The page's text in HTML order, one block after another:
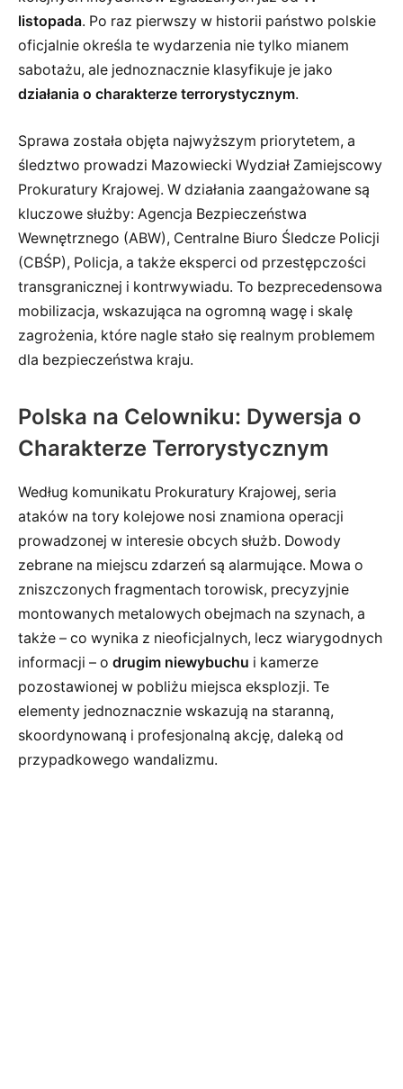
listopada. Po raz pierwszy w historii państwo polskie
oficjalnie określa te wydarzenia nie tylko mianem
sabotażu, ale jednoznacznie klasyfikuje je jako
działania o charakterze terrorystycznym.
Sprawa została objęta najwyższym priorytetem, a
śledztwo prowadzi Mazowiecki Wydział Zamiejscowy
Prokuratury Krajowej. W działania zaangażowane są
kluczowe służby: Agencja Bezpieczeństwa
Wewnętrznego (ABW), Centralne Biuro Śledcze Policji
(CBŚP), Policja, a także eksperci od przestępczości
transgranicznej i kontrwywiadu. To bezprecedensowa
mobilizacja, wskazująca na ogromną wagę i skalę
zagrożenia, które nagle stało się realnym problemem
dla bezpieczeństwa kraju.
Polska na Celowniku: Dywersja o
Charakterze Terrorystycznym
Według komunikatu Prokuratury Krajowej, seria
ataków na tory kolejowe nosi znamiona operacji
prowadzonej w interesie obcych służb. Dowody
zebrane na miejscu zdarzeń są alarmujące. Mowa o
zniszczonych fragmentach torowisk, precyzyjnie
montowanych metalowych obejmach na szynach, a
także – co wynika z nieoficjalnych, lecz wiarygodnych
informacji – o drugim niewybuchu i kamerze
pozostawionej w pobliżu miejsca eksplozji. Te
elementy jednoznacznie wskazują na staranną,
skoordynowaną i profesjonalną akcję, daleką od
przypadkowego wandalizmu.